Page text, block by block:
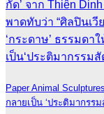
Paper Animal
กลายเป็น ‘ประติมากรร